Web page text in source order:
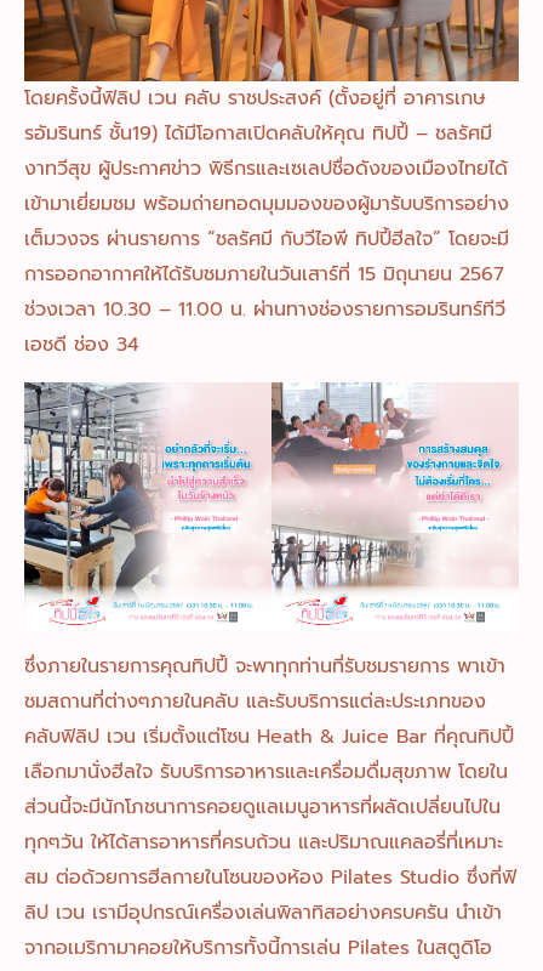
โดยครั้งนี้ฟิลิป เวน คลับ ราชประสงค์ (ตั้งอยู่ที่ อาคารเกษ
รอัมรินทร์ ชั้น19) ได้มีโอกาสเปิดคลับให้คุณ ทิปปี้ – ชลรัศมี
งาทวีสุข ผู้ประกาศข่าว พิธีกรและเซเลปชื่อดังของเมืองไทยได้
เข้ามาเยี่ยมชม พร้อมถ่ายทอดมุมมองของผู้มารับบริการอย่าง
เต็มวงจร ผ่านรายการ “ชลรัศมี กับวีไอพี ทิปปี้ฮีลใจ” โดยจะมี
การออกอากาศให้ได้รับชมภายในวันเสาร์ที่ 15 มิถุนายน 2567
ช่วงเวลา 10.30 – 11.00 น. ผ่านทางช่องรายการอมรินทร์ทีวี
เอชดี ช่อง 34
ซึ่งภายในรายการคุณทิปปี้ จะพาทุกท่านที่รับชมรายการ พาเข้า
ชมสถานที่ต่างๆภายในคลับ และรับบริการแต่ละประเภทของ
คลับฟิลิป เวน เริ่มตั้งแต่โซน Heath & Juice Bar ที่คุณทิปปี้
เลือกมานั่งฮีลใจ รับบริการอาหารและเครื่อมดื่มสุขภาพ โดยใน
ส่วนนี้จะมีนักโภชนาการคอยดูแลเมนูอาหารที่ผลัดเปลี่ยนไปใน
ทุกๆวัน ให้ได้สารอาหารที่ครบถ้วน และปริมาณแคลอรี่ที่เหมาะ
สม ต่อด้วยการฮีลกายในโซนของห้อง Pilates Studio ซึ่งที่ฟิ
ลิป เวน เรามีอุปกรณ์เครื่องเล่นพิลาทิสอย่างครบครัน นำเข้า
จากอเมริกามาคอยให้บริการทั้งนี้การเล่น Pilates ในสตูดิโอ